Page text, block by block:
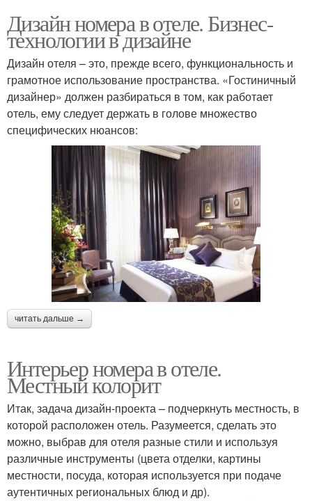
Дизайн номера в отеле. Бизнес-
технологии в дизайне
Дизайн отеля – это, прежде всего, функциональность и
грамотное использование пространства. «Гостиничный
дизайнер» должен разбираться в том, как работает
отель, ему следует держать в голове множество
специфических нюансов:
читать дальше →
Интерьер номера в отеле.
Местный колорит
Итак, задача дизайн-проекта – подчеркнуть местность, в
которой расположен отель. Разумеется, сделать это
можно, выбрав для отеля разные стили и используя
различные инструменты (цвета отделки, картины
местности, посуда, которая используется при подаче
аутентичных региональных блюд и др).